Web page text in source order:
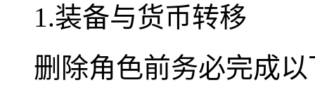
1.装备与货币转移
删除角色前务必完成